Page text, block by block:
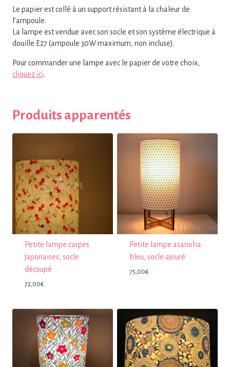
Le papier est collé à un support résistant à la chaleur de
l’ampoule.
La lampe est vendue avec son socle et son système électrique à
douille E27 (ampoule 30W maximum, non incluse).
Pour commander une lampe avec le papier de votre choix,
cliquez ici.
Produits apparentés
Petite lampe carpes
japonaises, socle
découpé
72,00€
Petite lampe asanoha
bleu, socle ajouré
75,00€